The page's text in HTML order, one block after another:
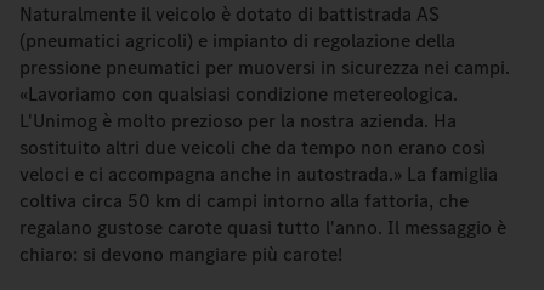
Naturalmente il veicolo è dotato di battistrada AS
(pneumatici agricoli) e impianto di regolazione della
pressione pneumatici per muoversi in sicurezza nei campi.
«Lavoriamo con qualsiasi condizione metereologica.
L'Unimog è molto prezioso per la nostra azienda. Ha
sostituito altri due veicoli che da tempo non erano così
veloci e ci accompagna anche in autostrada.» La famiglia
coltiva circa 50 km di campi intorno alla fattoria, che
regalano gustose carote quasi tutto l'anno. Il messaggio è
chiaro: si devono mangiare più carote!